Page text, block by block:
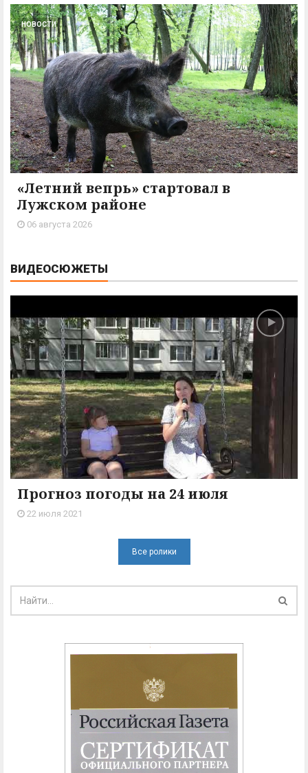
НОВОСТИ
«Летний вепрь» стартовал в
Лужском районе
06 августа 2026
ВИДЕОСЮЖЕТЫ
Прогноз погоды на 24 июля
22 июля 2021
Все ролики